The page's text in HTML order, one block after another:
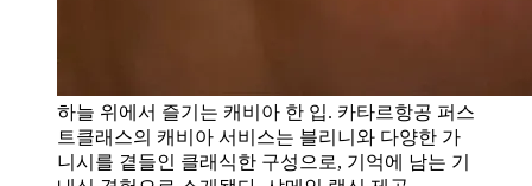
하늘 위에서 즐기는 캐비아 한 입. 카타르항공 퍼스
트클래스의 캐비아 서비스는 블리니와 다양한 가
니시를 곁들인 클래식한 구성으로, 기억에 남는 기